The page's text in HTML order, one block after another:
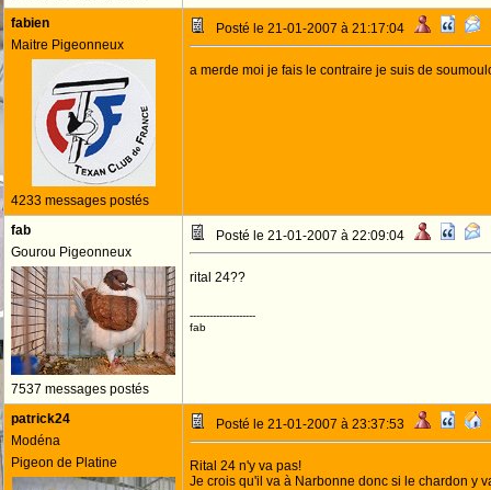
fabien
Maitre Pigeonneux
4233 messages postés
Posté le 21-01-2007 à 21:17:04
a merde moi je fais le contraire je suis de
fab
Gourou Pigeonneux
7537 messages postés
Posté le 21-01-2007 à 22:09:04
rital 24??
--------------------
fab
patrick24
Modéna
Pigeon de Platine
Posté le 21-01-2007 à 23:37:53
Rital 24 n'y va pas!
Je crois qu'il va à Narbonne donc si le chardon y